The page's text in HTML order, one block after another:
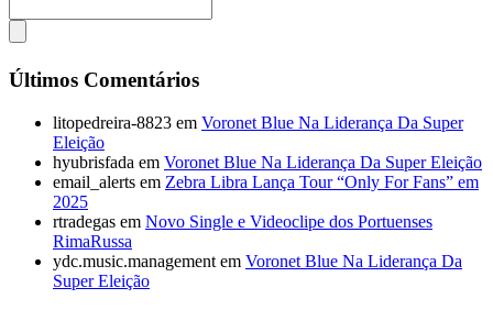
Últimos Comentários
litopedreira-8823 em Voronet Blue Na Liderança Da Super
Eleição
hyubrisfada em Voronet Blue Na Liderança Da Super Eleição
email_alerts em Zebra Libra Lança Tour “Only For Fans” em
2025
rtradegas em Novo Single e Videoclipe dos Portuenses
RimaRussa
ydc.music.management em Voronet Blue Na Liderança Da
Super Eleição